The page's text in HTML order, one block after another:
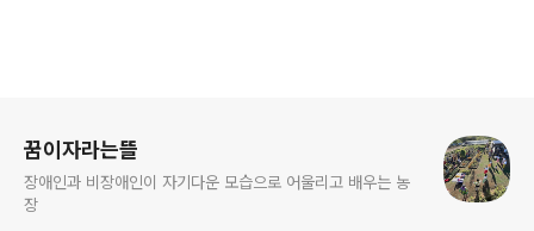
꿈이자라는뜰
장애인과 비장애인이 자기다운 모습으로 어울리고 배우는 농
장